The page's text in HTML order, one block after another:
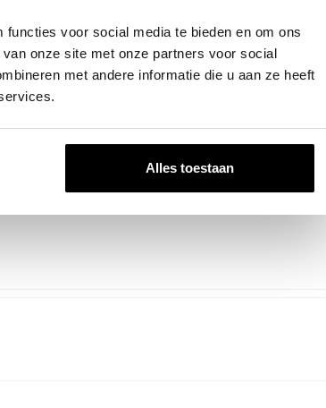
voor social media te bieden en om ons
onze site met onze partners voor social
met andere informatie die u aan ze heeft
Alles toestaan